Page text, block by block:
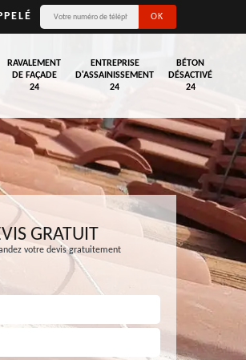
RAVALEMENT
DE FAÇADE
24
ENTREPRISE
D'ASSAINISSEMENT
24
BÉTON
DÉSACTIVÉ
24
GRATUIT
votre devis gratuitement